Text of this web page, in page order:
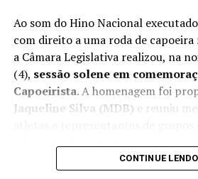
ponte, na cabeceira localizada no
Entenda
→ 22 de agosto: liberação da faixa
da faixa lateral direita, sentido
demarcações de faixas horizontais
tachões;
Ao som do Hino Nacional
com direito a uma roda de
a Câmara Legislativa realizou, na
(4), sessão solene em
Capoeirista. A homenagem foi
Jaqueline Silva (MDB) e reuniu
Durante a cerimônia, autoridades
CONTINUE LENDO